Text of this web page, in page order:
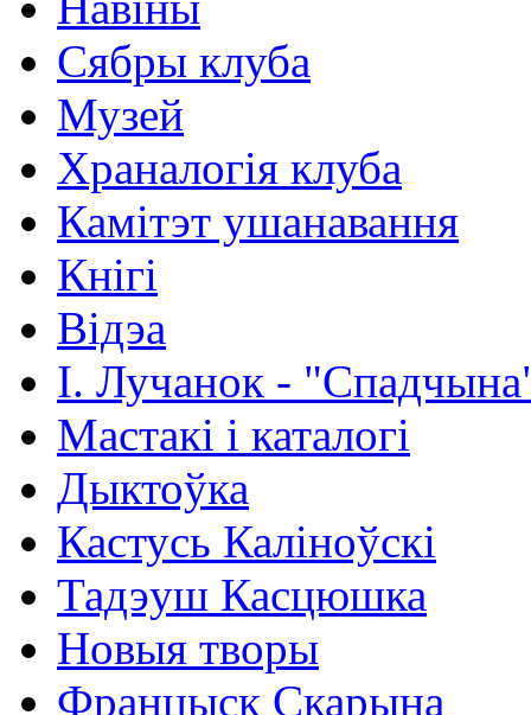
Сябры клуба
Музей
Храналогія клуба
Камітэт ушанавання
Кнігі
Відэа
І. Лучанок -
Мастакі i каталогi
Дыктоўка
Кастусь Каліноўскі
Тадэуш Касцюшка
Новыя творы
Францыск Скарына